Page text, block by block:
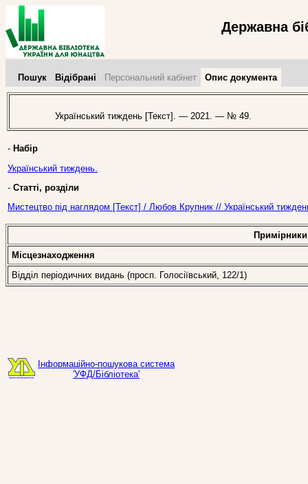
Державна
Пошук Відібрані Персональний кабінет Опис документа
Український тиждень [Текст]. — 2021. — № 49.
- Набір
Український тиждень.
- Статті, розділи
Мистецтво під наглядом [Текст] / Любов Крупник // Український
Примірники
Місцезнаходження
Відділ періодичних видань (просп. Голосіївський, 122/1)
Інформаційно-пошукова система
'УФД/Бібліотека'